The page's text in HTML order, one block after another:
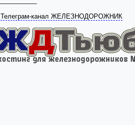
Телеграм-канал ЖЕЛЕЗНОДОРОЖНИК